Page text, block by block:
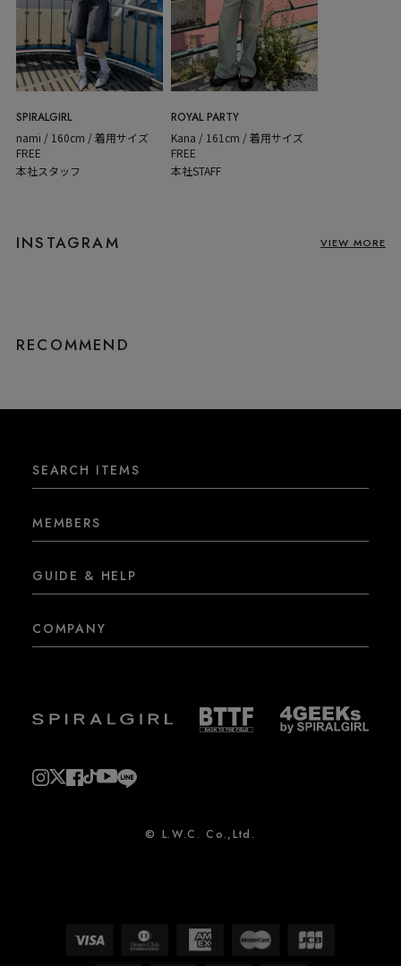
SPIRALGIRL
nami / 160cm / 着用サイズ
FREE
本社スタッフ
ROYAL PARTY
Kana / 161cm / 着用サイズ
FREE
本社STAFF
INSTAGRAM VIEW MORE
RECOMMEND
SEARCH ITEMS
MEMBERS
GUIDE & HELP
COMPANY
© L.W.C. Co.,Ltd.